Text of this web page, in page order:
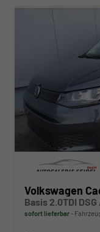
Volkswagen
Basis 2.0TDI
sofort lieferbar